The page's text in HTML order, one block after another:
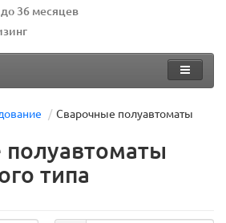
до 36 месяцев
Сварочные полуавтоматы
типа